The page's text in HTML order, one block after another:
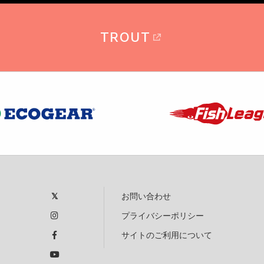
TROUT
お問い合わせ
プライバシーポリシー
サイトのご利用について